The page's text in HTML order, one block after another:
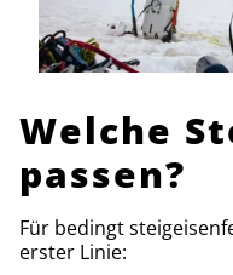
Welche
passen?
Für bedingt
erster Linie: